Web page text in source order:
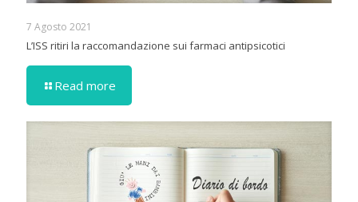
7 Agosto 2021
L’ISS ritiri la raccomandazione sui farmaci antipsicotici
Read more